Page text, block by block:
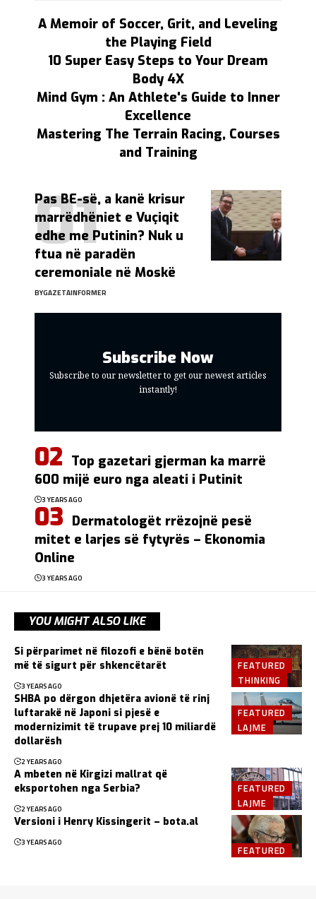
A Memoir of Soccer, Grit, and Leveling
the Playing Field
10 Super Easy Steps to Your Dream
Body 4X
Mind Gym : An Athlete's Guide to Inner
Excellence
Mastering The Terrain Racing, Courses
and Training
Pas BE-së, a kanë krisur
marrëdhëniet e Vuçiqit
edhe me Putinin? Nuk u
ftua në paradën
ceremoniale në Moskë
BYGAZETAINFORMER
Subscribe Now
Subscribe to our newsletter to get our newest articles
instantly!
Top gazetari gjerman ka marrë
600 mijë euro nga aleati i Putinit
3 YEARS AGO
Dermatologët rrëzojnë pesë
mitet e larjes së fytyrës – Ekonomia
Online
3 YEARS AGO
YOU MIGHT ALSO LIKE
FEATURED
THINKING
Si përparimet në filozofi e bënë botën
më të sigurt për shkencëtarët
3 YEARS AGO
FEATURED
LAJME
SHBA po dërgon dhjetëra avionë të rinj
luftarakë në Japoni si pjesë e
modernizimit të trupave prej 10 miliardë
dollarësh
2 YEARS AGO
FEATURED
LAJME
A mbeten në Kirgizi mallrat që
eksportohen nga Serbia?
2 YEARS AGO
FEATURED
Versioni i Henry Kissingerit – bota.al
3 YEARS AGO